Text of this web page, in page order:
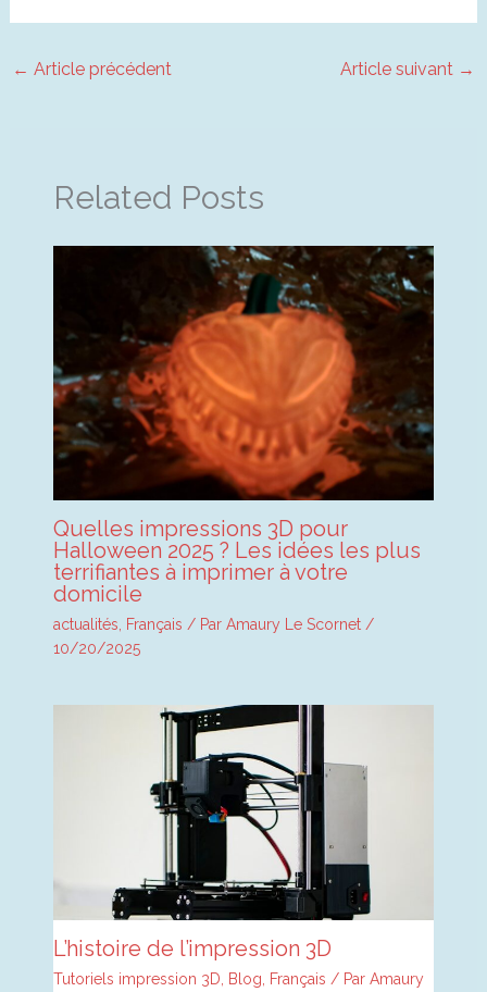
← Article précédent Article suivant →
Related Posts
Quelles impressions 3D pour
Halloween 2025 ? Les idées les plus
terrifiantes à imprimer à votre
domicile
actualités, Français / Par Amaury Le Scornet /
10/20/2025
L’histoire de l’impression 3D
Tutoriels impression 3D Blog Français / Par Amaury